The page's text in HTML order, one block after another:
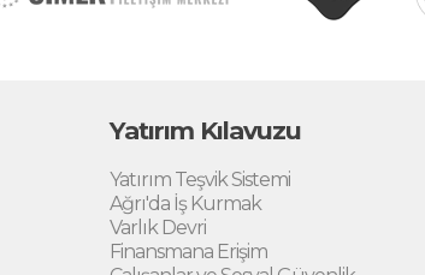
Yatırım Kılavuzu
Yatırım Teşvik Sistemi
Ağrı'da İş Kurmak
Varlık Devri
Finansmana Erişim